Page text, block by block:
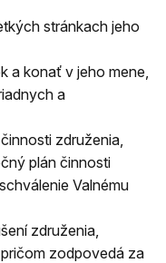
stránkach jeho
a konať v jeho mene,
a
združenia,
plán činnosti
Valnému
združenia,
zodpovedá za